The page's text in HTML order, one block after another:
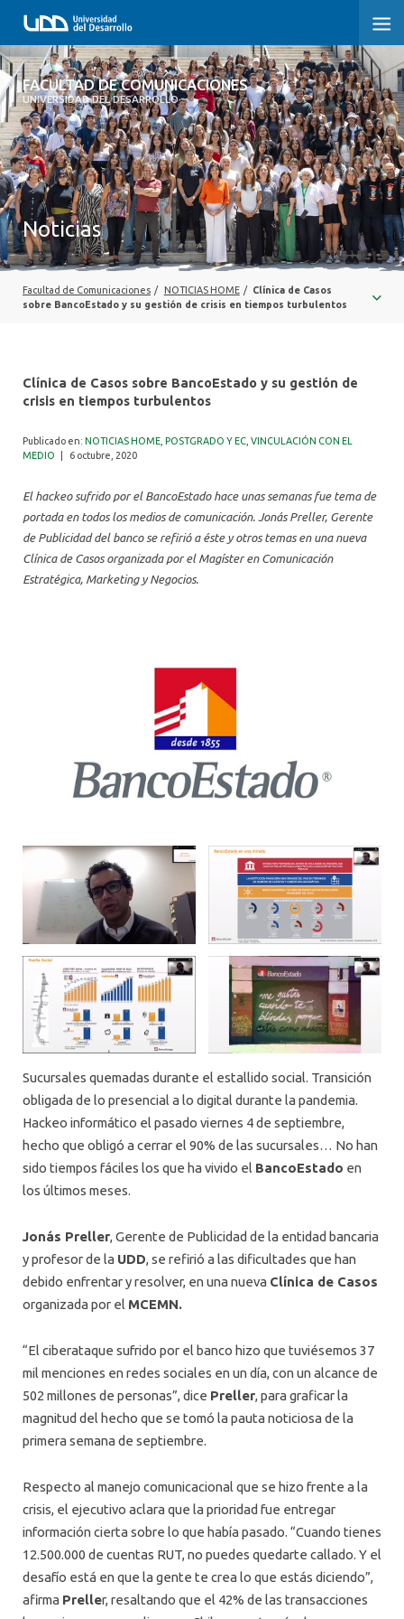
FACULTAD DE COMUNICACIONES
UNIVERSIDAD DEL DESARROLLO
FACULTAD DE COMUNICACIONES
INICIO
SOBRE LA FACULTAD
CARRERAS
POSTGRADOS Y EDUCACIÓN CONTINUA
INVESTIGACIÓN
ALUMNI
Noticias
Facultad de Comunicaciones / NOTICIAS HOME / Clínica de Casos
sobre BancoEstado y su gestión de crisis en tiempos turbulentos
Clínica de Casos sobre BancoEstado y su gestión de
crisis en tiempos turbulentos
Publicado en: NOTICIAS HOME POSTGRADO Y EC VINCULACIÓN CON EL
MEDIO
6 octubre, 2020
El hackeo sufrido por el BancoEstado hace unas semanas fue tema de
portada en todos los medios de comunicación. Jonás Preller, Gerente
de Publicidad del banco se refirió a éste y otros temas en una nueva
Clínica de Casos organizada por el Magíster en Comunicación
Estratégica, Marketing y Negocios.
Sucursales quemadas durante el estallido social. Transición
obligada de lo presencial a lo digital durante la pandemia.
Hackeo informático el pasado viernes 4 de septiembre,
hecho que obligó a cerrar el 90% de las sucursales… No han
sido tiempos fáciles los que ha vivido el BancoEstado en
los últimos meses.
Jonás Preller, Gerente de Publicidad de la entidad bancaria
y profesor de la UDD, se refirió a las dificultades que han
debido enfrentar y resolver, en una nueva Clínica de Casos
organizada por el MCEMN.
“El ciberataque sufrido por el banco hizo que tuviésemos 37
mil menciones en redes sociales en un día, con un alcance de
502 millones de personas”, dice Preller, para graficar la
magnitud del hecho que se tomó la pauta noticiosa de la
primera semana de septiembre.
Respecto al manejo comunicacional que se hizo frente a la
crisis, el ejecutivo aclara que la prioridad fue entregar
información cierta sobre lo que había pasado. “Cuando tienes
12.500.000 de cuentas RUT, no puedes quedarte callado. Y el
desafío está en que la gente te crea lo que estás diciendo”,
afirma Preller, resaltando que el 42% de las transacciones